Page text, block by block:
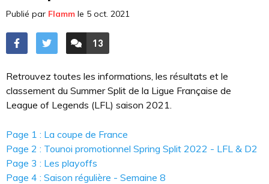
Publié par Flamm le 5 oct. 2021
ACCÉDER AUX
13
COMMENTAIRES
Retrouvez toutes les informations, les résultats et le
classement du Summer Split de la Ligue Française de
League of Legends (LFL) saison 2021.
Page 1 : La coupe de France
Page 2 : Tounoi promotionnel Spring Split 2022 - LFL & D2
Page 3 : Les playoffs
Page 4 : Saison régulière - Semaine 8